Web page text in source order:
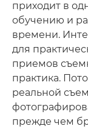
приходит в
обучению и
времени.
для
приемов
практика.
реальной
прежде чем